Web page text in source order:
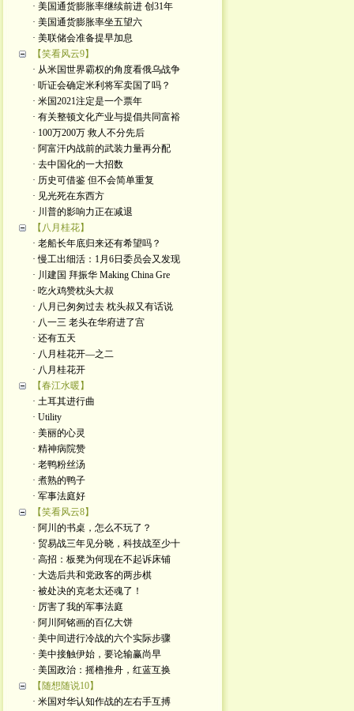
· 美国通货膨胀率继续前进 创31年
· 美国通货膨胀率坐五望六
· 美联储会准备提早加息
【笑看风云9】
· 从米国世界霸权的角度看俄乌战争
· 听证会确定米利将军卖国了吗？
· 米国2021注定是一个票年
· 有关整顿文化产业与提倡共同富裕
· 100万200万 救人不分先后
· 阿富汗内战前的武装力量再分配
· 去中国化的一大招数
· 历史可借鉴 但不会简单重复
· 见光死在东西方
· 川普的影响力正在减退
【八月桂花】
· 老船长年底归来还有希望吗？
· 慢工出细活：1月6日委员会又发现
· 川建国 拜振华 Making China Gre
· 吃火鸡赞枕头大叔
· 八月已匆匆过去 枕头叔又有话说
· 八一三 老头在华府进了宫
· 还有五天
· 八月桂花开—之二
· 八月桂花开
【春江水暖】
· 土耳其进行曲
· Utility
· 美丽的心灵
· 精神病院赞
· 老鸭粉丝汤
· 煮熟的鸭子
· 军事法庭好
【笑看风云8】
· 阿川的书桌，怎么不玩了？
· 贸易战三年见分晓，科技战至少十
· 高招：板凳为何现在不起诉床铺
· 大选后共和党政客的两步棋
· 被处决的克老太还魂了！
· 厉害了我的军事法庭
· 阿川阿铭画的百亿大饼
· 美中间进行冷战的六个实际步骤
· 美中接触伊始，要论输赢尚早
· 美国政治：摇橹推舟，红蓝互换
【随想随说10】
· 米国对华认知作战的左右手互搏